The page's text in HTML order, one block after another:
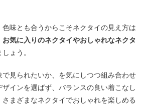
色味とも合うからこそネクタイの見え方は
お気に入りのネクタイやおしゃれなネクタ
ょう。
で見られたいか、を気にしつつ組み合わせ
インを選ばず、バランスの良い着こなし
まざまなネクタイでおしゃれを楽しめる